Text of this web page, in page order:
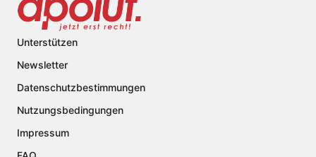
Unterstützen
Newsletter
Datenschutzbestimmungen
Nutzungsbedingungen
Impressum